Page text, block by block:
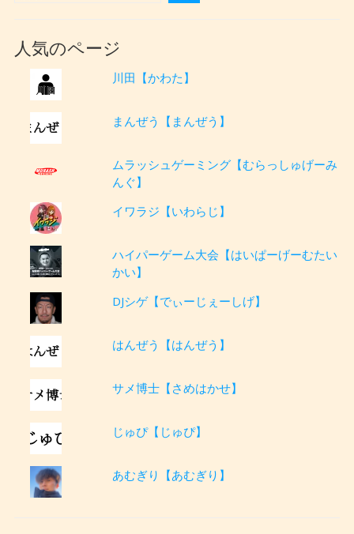
人気のページ
川田【かわた】
まんぜう【まんぜう】
ムラッシュゲーミング【むらっしゅげーみ
んぐ】
イワラジ【いわらじ】
ハイパーゲーム大会【はいぱーげーむたい
かい】
DJシゲ【でぃーじぇーしげ】
はんぜう【はんぜう】
サメ博士【さめはかせ】
じゅぴ【じゅぴ】
あむぎり【あむぎり】